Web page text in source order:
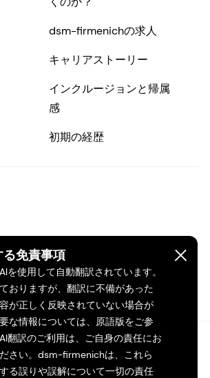
免責事項
を使用して自動翻訳されています。
おりますが、翻訳に不備があった
が正しく反映されていない場合が
な情報については、原語版をご参
翻訳のご利用は、ご自身の責任にお
さい。dsm-firmenichは、これら
る誤りや誤解について一切の責任
dsm-firmenichの求人
キャリアストーリー
インクルージョンと帰属
感
初期の経歴
。無断転載・複製を禁じます。